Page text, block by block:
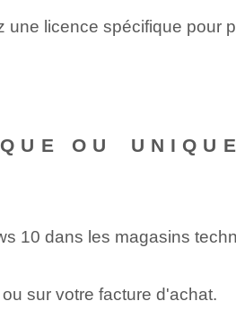
une licence spécifique pour
OU⁤
10 dans les magasins
sur votre facture d'achat.